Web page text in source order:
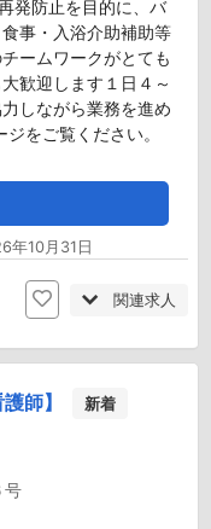
発防止を目的に、バ
事・入浴介助補助等
ームワークがとても
歓迎します１日４～
しながら業務を進め
をご覧ください。
10月31日
関連求人
師】 新着
号